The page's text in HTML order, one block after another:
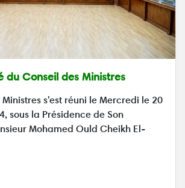
du Conseil des Ministres
Ministres s'est réuni le Mercredi le 20
sous la Présidence de Son
Mohamed Ould Cheikh El-